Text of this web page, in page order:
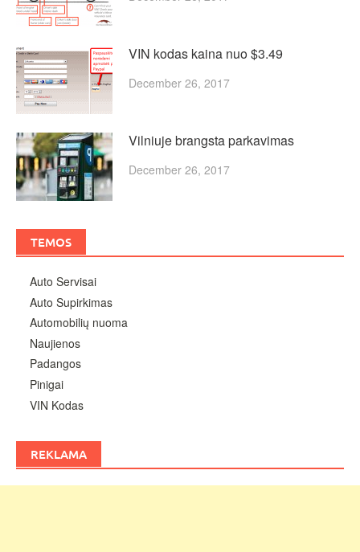
VIN kodas kaina nuo $3.49
December 26, 2017
Vilniuje brangsta parkavimas
December 26, 2017
TEMOS
Auto Servisai
Auto Supirkimas
Automobilių nuoma
Naujienos
Padangos
Pinigai
VIN Kodas
REKLAMA